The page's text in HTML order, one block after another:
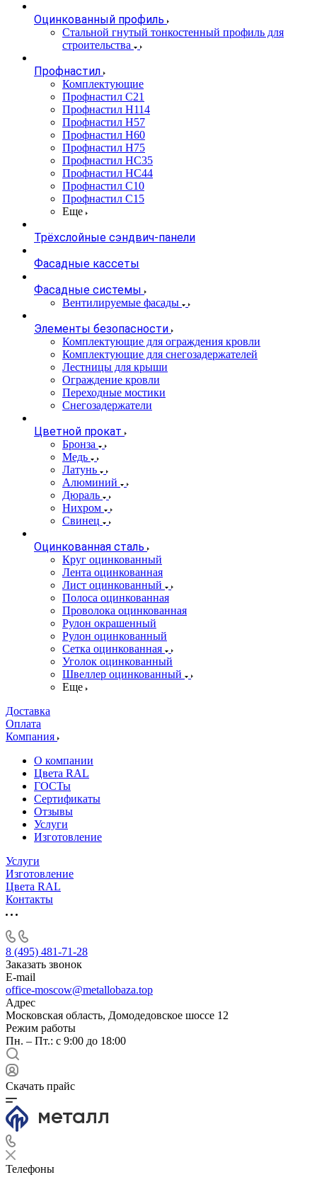
Оцинкованный профиль
Стальной гнутый тонкостенный профиль для
строительства
Профнастил
Комплектующие
Профнастил C21
Профнастил Н114
Профнастил Н57
Профнастил Н60
Профнастил Н75
Профнастил НС35
Профнастил НС44
Профнастил С10
Профнастил С15
Еще
Трёхслойные сэндвич-панели
Фасадные кассеты
Фасадные системы
Вентилируемые фасады
Элементы безопасности
Комплектующие для ограждения кровли
Комплектующие для снегозадержателей
Лестницы для крыши
Ограждение кровли
Переходные мостики
Снегозадержатели
Цветной прокат
Бронза
Медь
Латунь
Алюминий
Дюраль
Нихром
Свинец
Оцинкованная сталь
Круг оцинкованный
Лента оцинкованная
Лист оцинкованный
Полоса оцинкованная
Проволока оцинкованная
Рулон окрашенный
Рулон оцинкованный
Сетка оцинкованная
Уголок оцинкованный
Швеллер оцинкованный
Еще
Доставка
Оплата
Компания
О компании
Цвета RAL
ГОСТы
Сертификаты
Отзывы
Услуги
Изготовление
Услуги
Изготовление
Цвета RAL
Контакты
8 (495) 481-71-28
Заказать звонок
E-mail
office-moscow@metallobaza.top
Адрес
Московская область, Домодедовское шоссе 12
Режим работы
Пн. – Пт.: с 9:00 до 18:00
Скачать прайс
Телефоны